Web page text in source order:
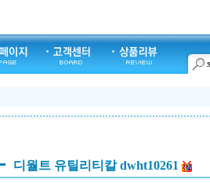
디월트 유틸리티칼 dwht10261